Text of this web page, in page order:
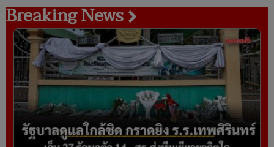
Breaking News